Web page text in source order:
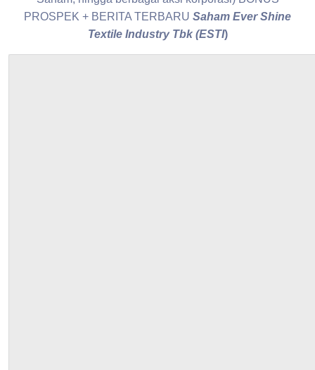
PROSPEK + BERITA TERBARU Saham Ever Shine
Textile Industry Tbk (ESTI)